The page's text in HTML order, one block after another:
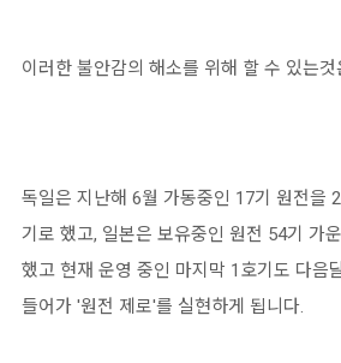
이러한 불안감의 해소를 위해 할 수 있는
독일은 지난해 6월 가동중인 17기 원전을
기로 했고, 일본은 보유중인 원전 54기 가
했고 현재 운영 중인 마지막 1호기도 다음
들어가 '원전 제로'를 실현하게 됩니다.